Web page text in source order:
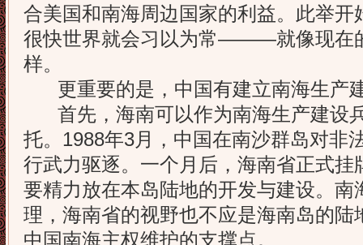
合美国和南海周边国家的利益。此举开
很快世界就会习以为常———就像现在
样。
更重要的是，中国有建立南海生产
首先，海南可以作为南海生产建设
托。1988年3月，中国在南沙群岛对非
行武力驱逐。一个月后，海南省正式挂
要精力放在本岛陆地的开发与建设。南
理，海南省的视野也不应是海南岛的陆
中国南海主权维护的支撑点。